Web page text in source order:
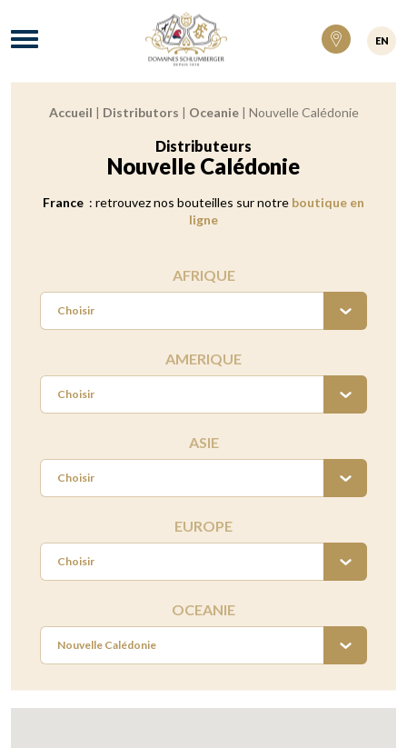
Domaines Schlumberger Vignerons 100%
Menu
EN
Fil d'Ariane :
Accueil | Distributors | Oceanie| Nouvelle Calédonie
Distributeurs
Nouvelle Calédonie
France : retrouvez nos bouteilles sur notre boutique en
ligne
AFRIQUE
Choisir
AMERIQUE
Choisir
ASIE
Choisir
EUROPE
Choisir
OCEANIE
Nouvelle Calédonie